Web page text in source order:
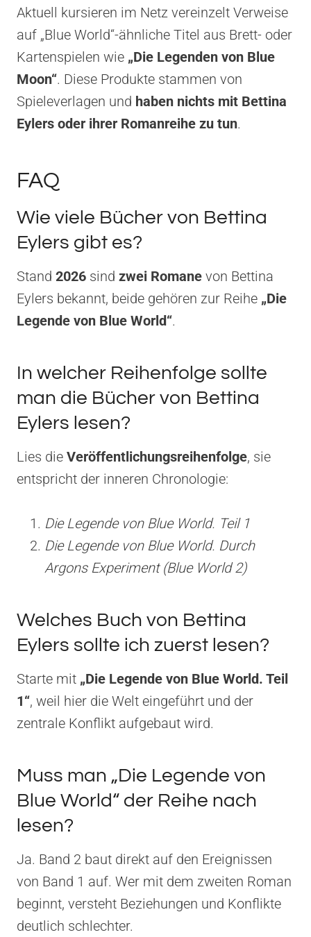
Aktuell kursieren im Netz vereinzelt Verweise
auf „Blue World“-ähnliche Titel aus Brett- oder
Kartenspielen wie „Die Legenden von Blue
Moon“. Diese Produkte stammen von
Spieleverlagen und haben nichts mit Bettina
Eylers oder ihrer Romanreihe zu tun.
FAQ
Wie viele Bücher von Bettina
Eylers gibt es?
Stand 2026 sind zwei Romane von Bettina
Eylers bekannt, beide gehören zur Reihe „Die
Legende von Blue World“.
In welcher Reihenfolge sollte
man die Bücher von Bettina
Eylers lesen?
Lies die Veröffentlichungsreihenfolge, sie
entspricht der inneren Chronologie:
Die Legende von Blue World. Teil 1
Die Legende von Blue World. Durch
Argons Experiment (Blue World 2)
Welches Buch von Bettina
Eylers sollte ich zuerst lesen?
Starte mit „Die Legende von Blue World. Teil
1“, weil hier die Welt eingeführt und der
zentrale Konflikt aufgebaut wird.
Muss man „Die Legende von
Blue World“ der Reihe nach
lesen?
Ja. Band 2 baut direkt auf den Ereignissen
von Band 1 auf. Wer mit dem zweiten Roman
beginnt, versteht Beziehungen und Konflikte
deutlich schlechter.